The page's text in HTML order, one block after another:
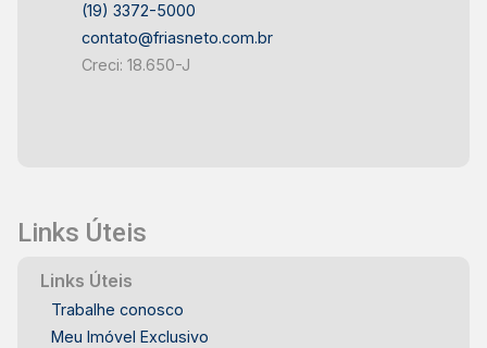
(19) 3372-5000
contato@friasneto.com.br
Creci: 18.650-J
Links Úteis
Links Úteis
Trabalhe conosco
Meu Imóvel Exclusivo